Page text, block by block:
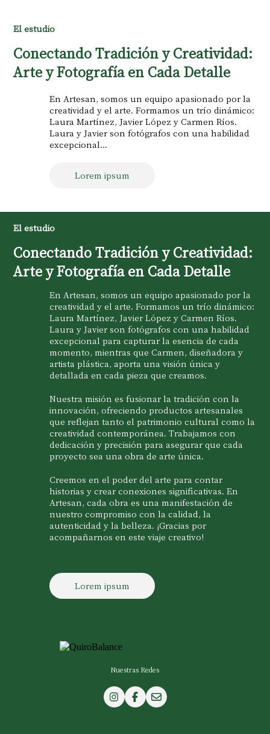
El estudio
Conectando Tradición y Creatividad:
Arte y Fotografía en Cada Detalle
En Artesan, somos un equipo apasionado por la
creatividad y el arte. Formamos un trío dinámico:
Laura Martínez, Javier López y Carmen Ríos.
Laura y Javier son fotógrafos con una habilidad
excepcional...
Lorem ipsum
El estudio
Conectando Tradición y Creatividad:
Arte y Fotografía en Cada Detalle
En Artesan, somos un equipo apasionado por la
creatividad y el arte. Formamos un trío dinámico:
Laura Martínez, Javier López y Carmen Ríos.
Laura y Javier son fotógrafos con una habilidad
excepcional para capturar la esencia de cada
momento, mientras que Carmen, diseñadora y
artista plástica, aporta una visión única y
detallada en cada pieza que creamos.
Nuestra misión es fusionar la tradición con la
innovación, ofreciendo productos artesanales
que reflejan tanto el patrimonio cultural como la
creatividad contemporánea. Trabajamos con
dedicación y precisión para asegurar que cada
proyecto sea una obra de arte única.
Creemos en el poder del arte para contar
historias y crear conexiones significativas. En
Artesan, cada obra es una manifestación de
nuestro compromiso con la calidad, la
autenticidad y la belleza. ¡Gracias por
acompañarnos en este viaje creativo!
Lorem ipsum
Nuestras Redes